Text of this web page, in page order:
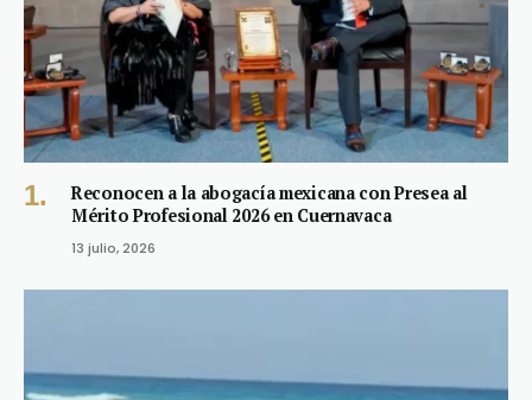
Reconocen a la abogacía mexicana con Presea al
Mérito Profesional 2026 en Cuernavaca
13 julio, 2026